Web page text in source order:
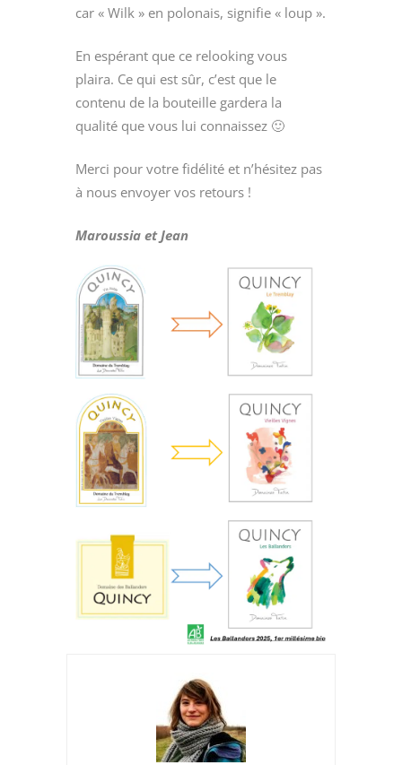
car « Wilk » en polonais, signifie « loup ».
En espérant que ce relooking vous
plaira. Ce qui est sûr, c’est que le
contenu de la bouteille gardera la
qualité que vous lui connaissez 🙂
Merci pour votre fidélité et n’hésitez pas
à nous envoyer vos retours !
Maroussia et Jean